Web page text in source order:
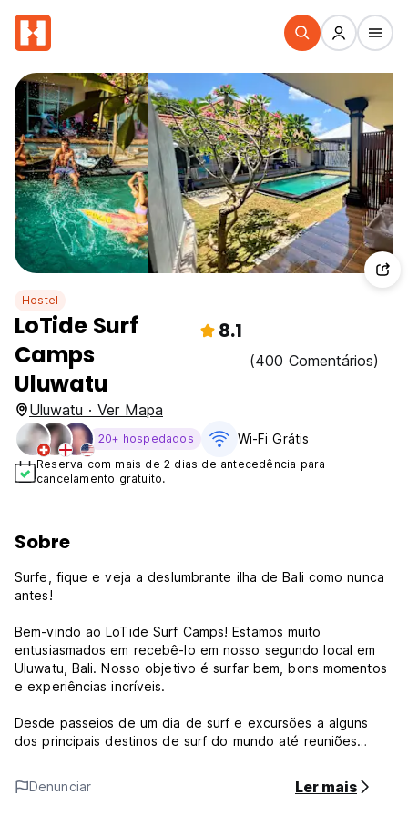
Hostel
LoTide Surf
Camps
Uluwatu
8.1
(400 Comentários)
Uluwatu · Ver Mapa
20+ hospedados Wi-Fi Grátis
Reserva com mais de 2 dias de antecedência para
cancelamento gratuito.
Sobre
Surfe, fique e veja a deslumbrante ilha de Bali como nunca
antes!
Bem-vindo ao LoTide Surf Camps! Estamos muito
entusiasmados em recebê-lo em nosso segundo local em
Uluwatu, Bali. Nosso objetivo é surfar bem, bons momentos
e experiências incríveis.
Desde passeios de um dia de surf e excursões a alguns
dos principais destinos de surf do mundo até reuniões
badalados de Uluwatu, esta é a aventura que você está
procurando.
Denunciar Ler mais